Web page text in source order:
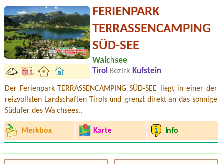
FERIENPARK
TERRASSENCAMPING
SÜD-SEE
Walchsee
Tirol Bezirk Kufstein
Der Ferienpark TERRASSENCAMPING SÜD-SEE liegt in einer der
reizvollsten Landschaften Tirols und grenzt direkt an das sonnige
Südufer des Walchsees..
Merkbox Karte Info